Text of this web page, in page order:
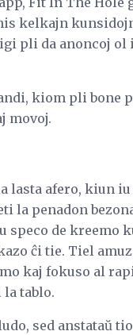
kelkajn
pli da anoncoj ol
kiom pli bone
movoj.
lasta afero, kiun
la penadon
speco de kreemo
ĉi tie. Tiel
kaj fokuso al
la tablo.
sed anstataŭ